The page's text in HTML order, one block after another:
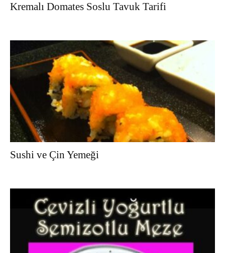
Kremalı Domates Soslu Tavuk Tarifi
Sushi ve Çin Yemeği